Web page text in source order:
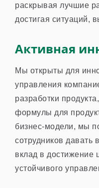
раскрывая лучшие
достигая ситуаций,
Активная
Мы открыты для
управления
разработки
формулы для
бизнес-модели, мы
сотрудников давать
вклад в достижение
устойчивого